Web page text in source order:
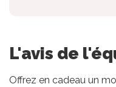
L'avis de
Offrez en cadeau un